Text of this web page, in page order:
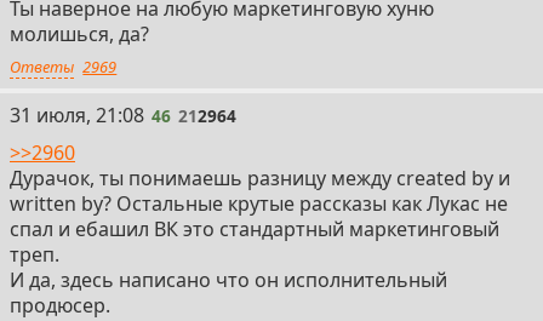
Ты наверное на любую маркетинговую хуню
молишься, да?
Ответы 2969
46
31 июля, 21:08 46 212964
>>2960
Дурачок, ты понимаешь разницу между created by и
written by? Остальные крутые рассказы как Лукас не
спал и ебашил ВК это стандартный маркетинговый
треп.
И да, здесь написано что он исполнительный
продюсер.